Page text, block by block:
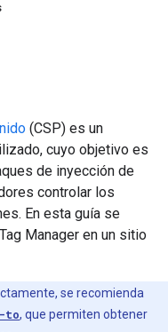
(CSP) es un
cuyo objetivo es
de inyección de
controlar los
En esta guía se
Manager en un sitio
se recomienda
to, que permiten obtener